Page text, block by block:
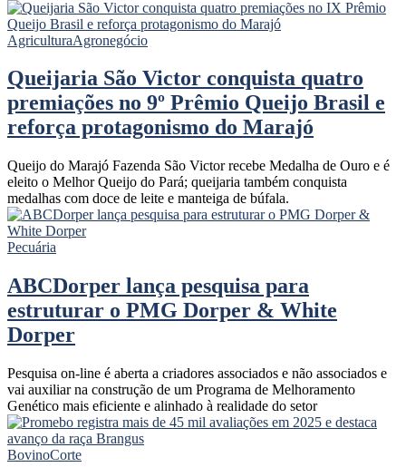
AgriculturaAgronegócio
Queijaria São Victor conquista quatro
premiações no 9º Prêmio Queijo Brasil e
reforça protagonismo do Marajó
Queijo do Marajó Fazenda São Victor recebe Medalha de Ouro e é
eleito o Melhor Queijo do Pará; queijaria também conquista
medalhas com doce de leite e manteiga de búfala.
Pecuária
ABCDorper lança pesquisa para
estruturar o PMG Dorper & White
Dorper
Pesquisa on-line é aberta a criadores associados e não associados e
vai auxiliar na construção de um Programa de Melhoramento
Genético mais eficiente e alinhado à realidade do setor
BovinoCorte